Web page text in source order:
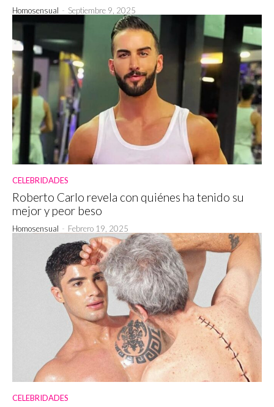
Homosensual - Septiembre 9, 2025
CELEBRIDADES
Roberto Carlo revela con quiénes ha tenido su
mejor y peor beso
Homosensual - Febrero 19, 2025
CELEBRIDADES